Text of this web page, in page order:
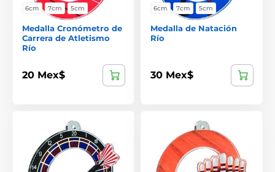
6cm 7cm 5cm
Medalla Cronómetro de
Carrera de Atletismo
Río
20 Mex$
6cm 7cm 5cm
Medalla de Natación
Río
30 Mex$